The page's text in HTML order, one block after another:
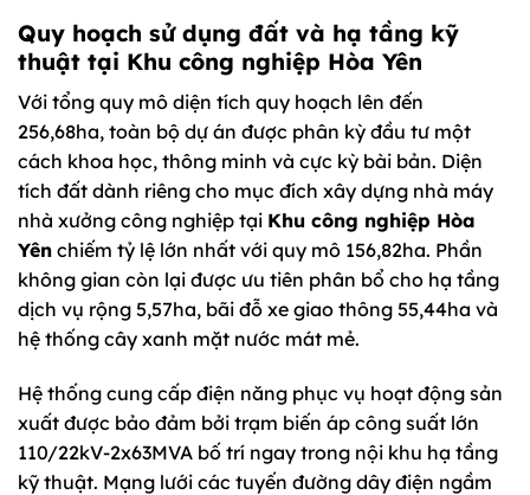
Quy hoạch sử dụng đất và hạ tầng kỹ
thuật tại Khu công nghiệp Hòa Yên
Với tổng quy mô diện tích quy hoạch lên đến
256,68ha, toàn bộ dự án được phân kỳ đầu tư một
cách khoa học, thông minh và cực kỳ bài bản. Diện
tích đất dành riêng cho mục đích xây dựng nhà máy
nhà xưởng công nghiệp tại Khu công nghiệp Hòa
Yên chiếm tỷ lệ lớn nhất với quy mô 156,82ha. Phần
không gian còn lại được ưu tiên phân bổ cho hạ tầng
dịch vụ rộng 5,57ha, bãi đỗ xe giao thông 55,44ha và
hệ thống cây xanh mặt nước mát mẻ.
Hệ thống cung cấp điện năng phục vụ hoạt động sản
xuất được bảo đảm bởi trạm biến áp công suất lớn
110/22kV-2x63MVA bố trí ngay trong nội khu hạ tầng
kỹ thuật. Mạng lưới các tuyến đường dây điện ngầm